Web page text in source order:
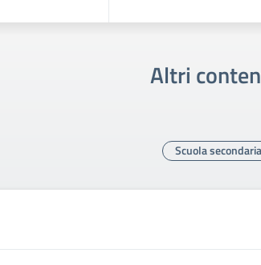
Altri
Scuola